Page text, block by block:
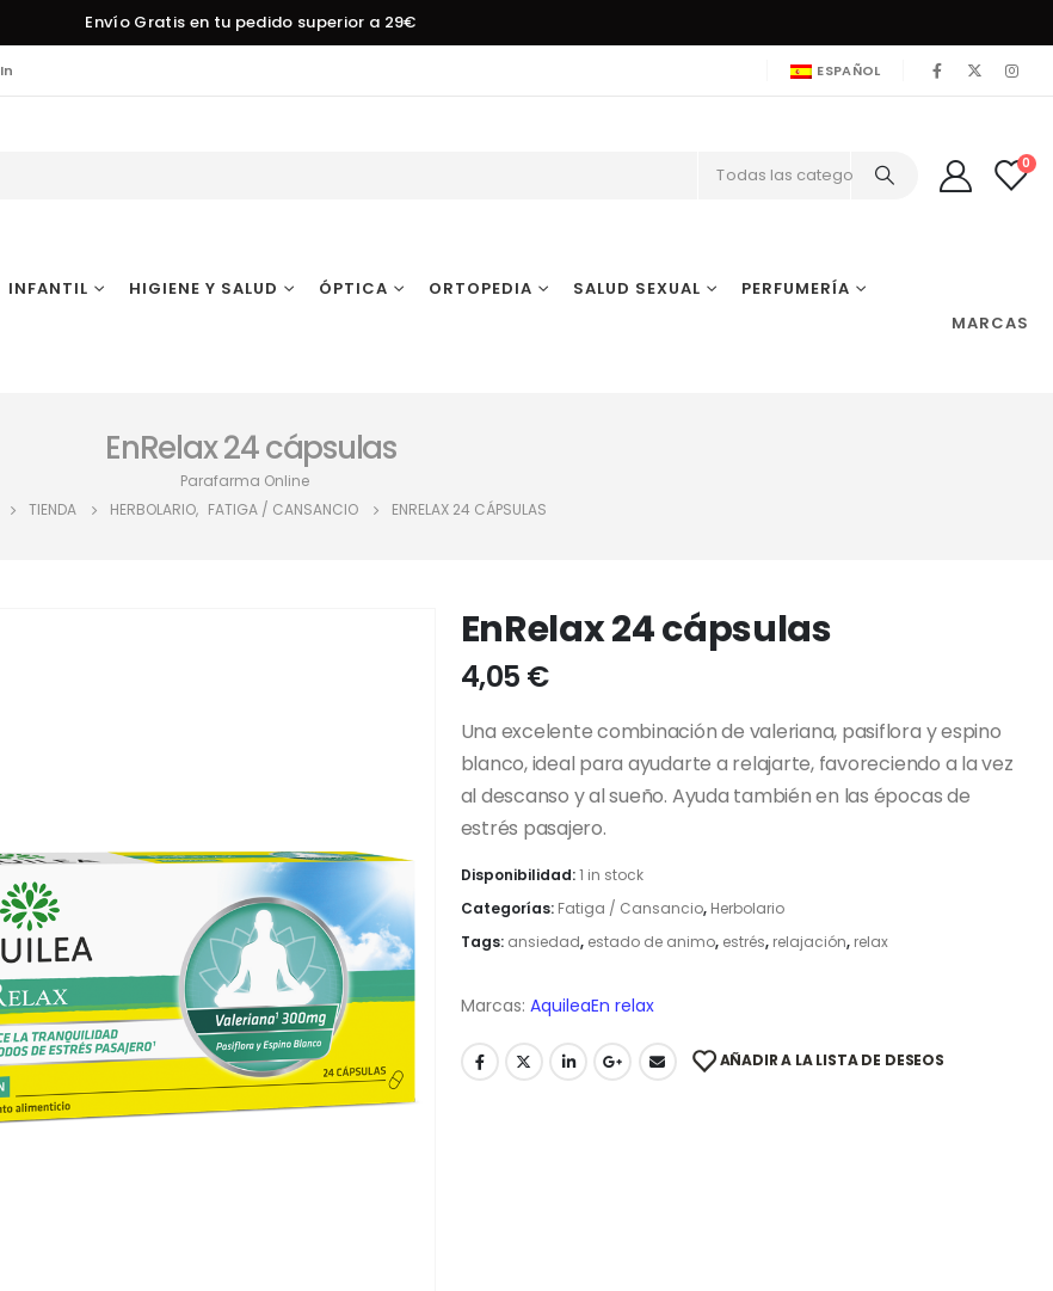
Envío Gratis en tu pedido superior a 29€
ESPAÑOL
Todas las categorías
0
INFANTIL HIGIENE Y SALUD ÓPTICA ORTOPEDIA SALUD SEXUAL PERFUMERÍA
MARCAS
EnRelax 24 cápsulas
Parafarma Online
TIENDA HERBOLARIO, FATIGA / CANSANCIO ENRELAX 24 CÁPSULAS
EnRelax 24 cápsulas
4,05 €
Una excelente combinación de valeriana, pasiflora y espino
blanco, ideal para ayudarte a relajarte, favoreciendo a la vez
al descanso y al sueño. Ayuda también en las épocas de
estrés pasajero.
Disponibilidad:1 in stock
Categorías: Fatiga / Cansancio, Herbolario
Tags: ansiedad, estado de animo, estrés, relajación, relax
Marcas: AquileaEn relax
AÑADIR A LA LISTA DE DESEOS